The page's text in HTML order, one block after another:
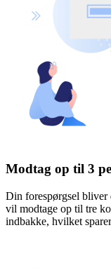
Modtag op til 3
Din forespørgsel
vil modtage op til tre
indbakke, hvilket